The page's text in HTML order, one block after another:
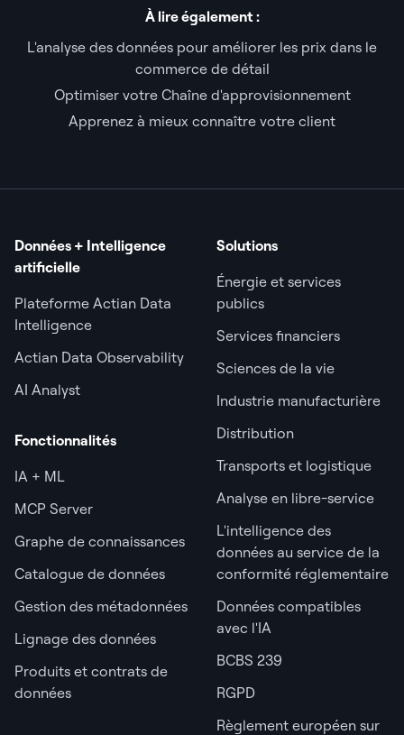
À lire également :
L'analyse des données pour améliorer les prix dans le
commerce de détail
Optimiser votre Chaîne d'approvisionnement
Apprenez à mieux connaître votre client
Données + Intelligence
artificielle
Plateforme Actian Data
Intelligence
Actian Data Observability
AI Analyst
Fonctionnalités
IA + ML
MCP Server
Graphe de connaissances
Catalogue de données
Gestion des métadonnées
Lignage des données
Produits et contrats de
données
Solutions
Énergie et services
publics
Services financiers
Sciences de la vie
Industrie manufacturière
Distribution
Transports et logistique
Analyse en libre-service
L'intelligence des
données au service de la
conformité réglementaire
Données compatibles
avec l'IA
BCBS 239
RGPD
Règlement européen sur